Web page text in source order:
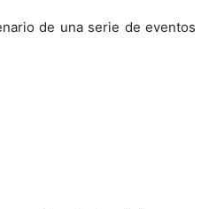
de una serie de eventos